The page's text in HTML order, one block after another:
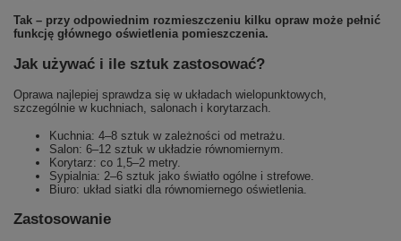
Tak – przy odpowiednim rozmieszczeniu kilku opraw może pełnić
funkcję głównego oświetlenia pomieszczenia.
Jak używać i ile sztuk zastosować?
Oprawa najlepiej sprawdza się w układach wielopunktowych,
szczególnie w kuchniach, salonach i korytarzach.
Kuchnia: 4–8 sztuk w zależności od metrażu.
Salon: 6–12 sztuk w układzie równomiernym.
Korytarz: co 1,5–2 metry.
Sypialnia: 2–6 sztuk jako światło ogólne i strefowe.
Biuro: układ siatki dla równomiernego oświetlenia.
Zastosowanie